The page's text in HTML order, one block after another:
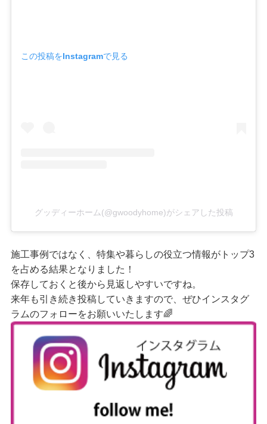
この投稿をInstagramで見る
グッディーホーム(@gwoodyhome)がシェアした投稿
施工事例ではなく、特集や暮らしの役立つ情報がトップ3
を占める結果となりました！
保存しておくと後から見返しやすいですね。
来年も引き続き投稿していきますので、ぜひインスタグ
ラムのフォローをお願いいたします🌈